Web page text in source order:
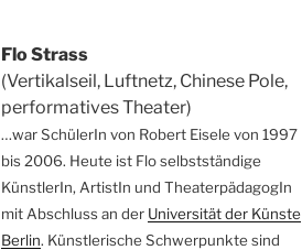
Flo Strass
(Vertikalseil, Luftnetz, Chinese Pole,
performatives Theater)
…war SchülerIn von Robert Eisele von 1997
bis 2006. Heute ist Flo selbstständige
KünstlerIn, ArtistIn und TheaterpädagogIn
mit Abschluss an der Universität der Künste
Berlin. KünstlerischeSchwerpunkte sind